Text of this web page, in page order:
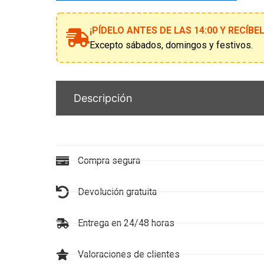
la
lista
de
espera
¡PÍDELO ANTES DE LAS 14:00 Y
Excepto sábados, domingos y festivos.
Descripción
Compra segura
Devolución gratuita
Entrega en 24/48 horas
Valoraciones de clientes